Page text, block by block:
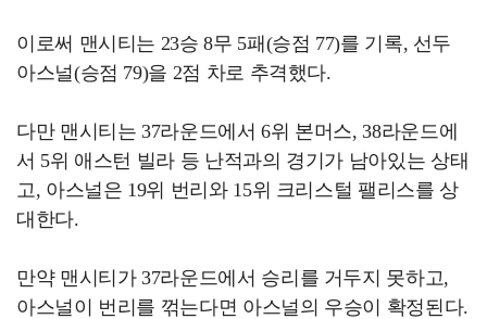
이로써 맨시티는 23승 8무 5패(승점 77)를 기록, 선두
아스널(승점 79)을 2점 차로 추격했다.
다만 맨시티는 37라운드에서 6위 본머스, 38라운드에
서 5위 애스턴 빌라 등 난적과의 경기가 남아있는 상태
고, 아스널은 19위 번리와 15위 크리스털 팰리스를 상
대한다.
만약 맨시티가 37라운드에서 승리를 거두지 못하고,
아스널이 번리를 꺾는다면 아스널의 우승이 확정된다.